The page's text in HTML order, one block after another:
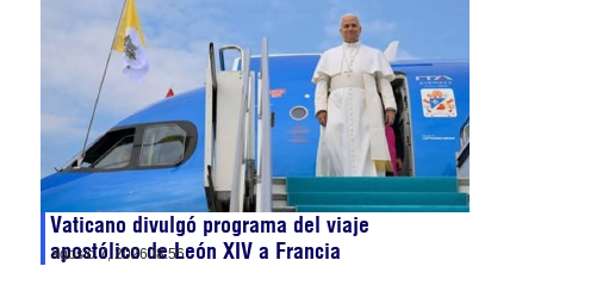
Vaticano divulgó programa del viaje
apostólico de León XIV a Francia
agosto 7, 202608:56